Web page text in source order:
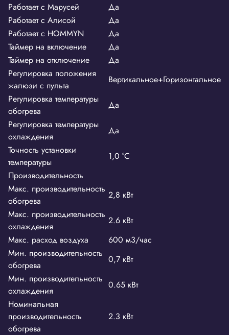
Работает с Марусей
Да
Работает с Алисой
Да
Работает с HOMMYN
Да
Таймер на включение
Да
Таймер на отключение
Да
Регулировка положения
жалюзи с пульта
Вертикальное+Горизонтальное
Регулировка температуры
обогрева
Да
Регулировка температуры
охлаждения
Да
Точность установки
температуры
1,0 °С
Производительность
Макс. производительность
обогрева
2,8 кВт
Макс. производительность
охлаждения
2.6 кВт
Макс. расход воздуха
600 м3/час
Мин. производительность
обогрева
0,7 кВт
Мин. производительность
охлаждения
0.65 кВт
Номинальная
производительность
обогрева
2.3 кВт